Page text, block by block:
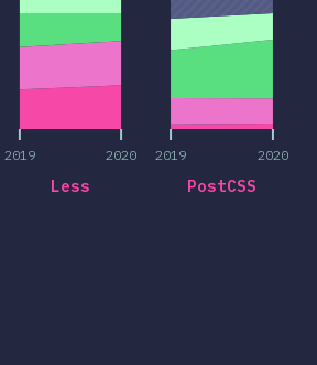
2019 2020
Less
2019 2020
PostCSS